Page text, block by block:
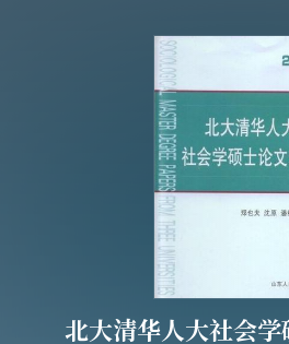
北大清华人大社会学